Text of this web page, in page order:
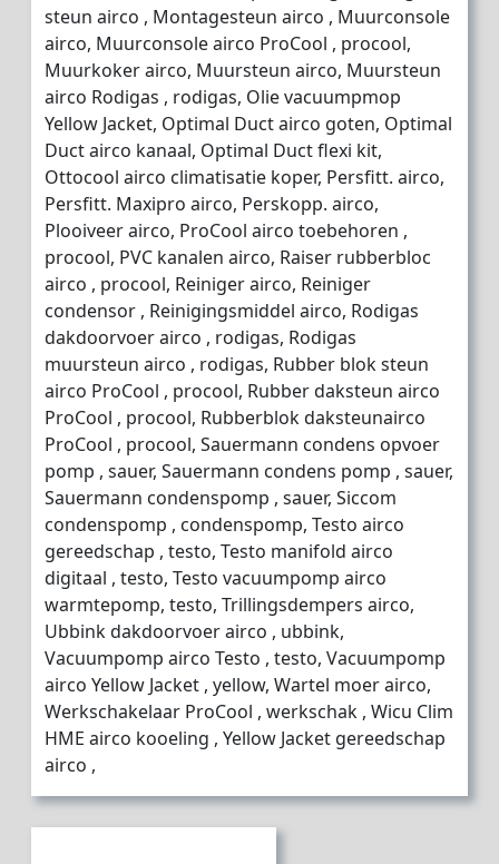
steun airco , Montagesteun airco , Muurconsole
airco, Muurconsole airco ProCool , procool,
Muurkoker airco, Muursteun airco, Muursteun
airco Rodigas , rodigas, Olie vacuumpmop
Yellow Jacket, Optimal Duct airco goten, Optimal
Duct airco kanaal, Optimal Duct flexi kit,
Ottocool airco climatisatie koper, Persfitt. airco,
Persfitt. Maxipro airco, Perskopp. airco,
Plooiveer airco, ProCool airco toebehoren ,
procool, PVC kanalen airco, Raiser rubberbloc
airco , procool, Reiniger airco, Reiniger
condensor , Reinigingsmiddel airco, Rodigas
dakdoorvoer airco , rodigas, Rodigas
muursteun airco , rodigas, Rubber blok steun
airco ProCool , procool, Rubber daksteun airco
ProCool , procool, Rubberblok daksteunairco
ProCool , procool, Sauermann condens opvoer
pomp , sauer, Sauermann condens pomp , sauer,
Sauermann condenspomp , sauer, Siccom
condenspomp , condenspomp, Testo airco
gereedschap , testo, Testo manifold airco
digitaal , testo, Testo vacuumpomp airco
warmtepomp, testo, Trillingsdempers airco,
Ubbink dakdoorvoer airco , ubbink,
Vacuumpomp airco Testo , testo, Vacuumpomp
airco Yellow Jacket , yellow, Wartel moer airco,
Werkschakelaar ProCool , werkschak , Wicu Clim
HME airco kooeling , Yellow Jacket gereedschap
airco ,